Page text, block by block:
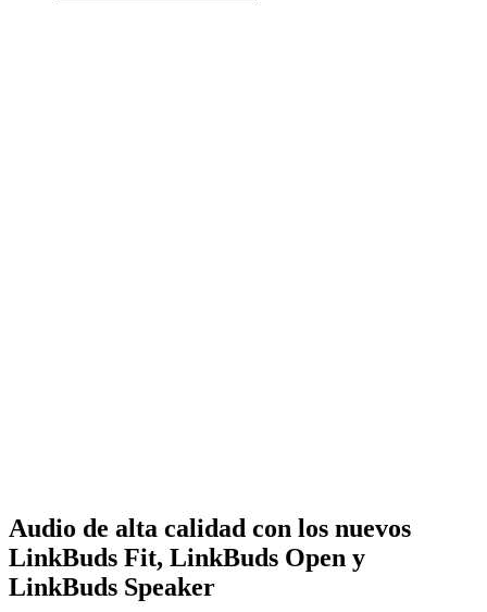
Audio de alta calidad con los nuevos
LinkBuds Fit, LinkBuds Open y
LinkBuds Speaker